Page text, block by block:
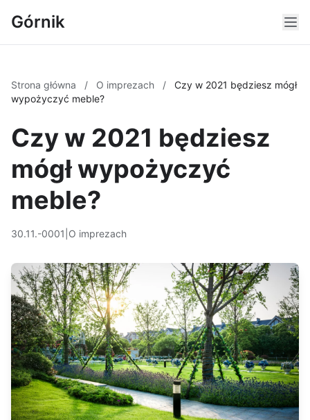
Górnik
Strona główna / O imprezach /
Czy w 2021 będziesz mógł
wypożyczyć meble?
Czy w 2021 będziesz
mógł wypożyczyć
meble?
30.11.-0001 O imprezach